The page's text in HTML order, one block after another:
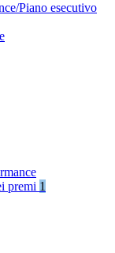
Piano esecutivo
premi 1